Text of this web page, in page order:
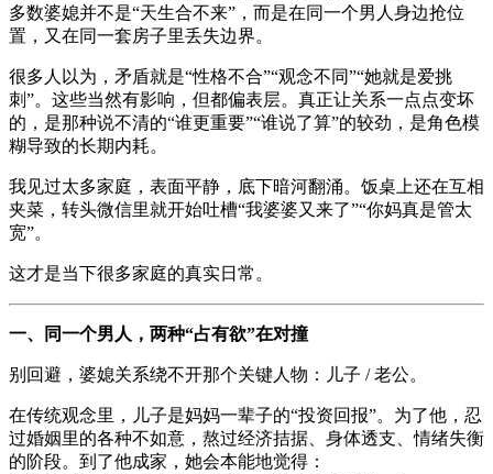
多数婆媳并不是“天生合不来”，而是在同一个男人身边抢位
置，又在同一套房子里丢失边界。
很多人以为，矛盾就是“性格不合”“观念不同”“她就是爱挑
刺”。这些当然有影响，但都偏表层。真正让关系一点点变坏
的，是那种说不清的“谁更重要”“谁说了算”的较劲，是角色模
糊导致的长期内耗。
我见过太多家庭，表面平静，底下暗河翻涌。饭桌上还在互相
夹菜，转头微信里就开始吐槽“我婆婆又来了”“你妈真是管太
宽”。
这才是当下很多家庭的真实日常。
一、同一个男人，两种“占有欲”在对撞
别回避，婆媳关系绕不开那个关键人物：儿子 / 老公。
在传统观念里，儿子是妈妈一辈子的“投资回报”。为了他，忍
过婚姻里的各种不如意，熬过经济拮据、身体透支、情绪失衡
的阶段。到了他成家，她会本能地觉得：